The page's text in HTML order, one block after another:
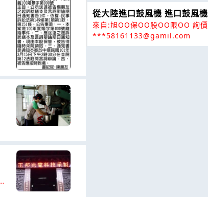
從大陸進口鼓風機 進口鼓風機
來自:旭OO保OO股OO限OO 詢價
***58161133@gamil.com